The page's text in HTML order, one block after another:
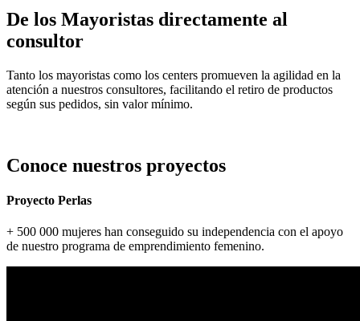
De los Mayoristas directamente al
consultor
Tanto los mayoristas como los centers promueven la agilidad en la
atención a nuestros consultores, facilitando el retiro de productos
según sus pedidos, sin valor mínimo.
Conoce nuestros proyectos
Proyecto Perlas
+ 500 000 mujeres han conseguido su independencia con el apoyo
de nuestro programa de emprendimiento femenino.